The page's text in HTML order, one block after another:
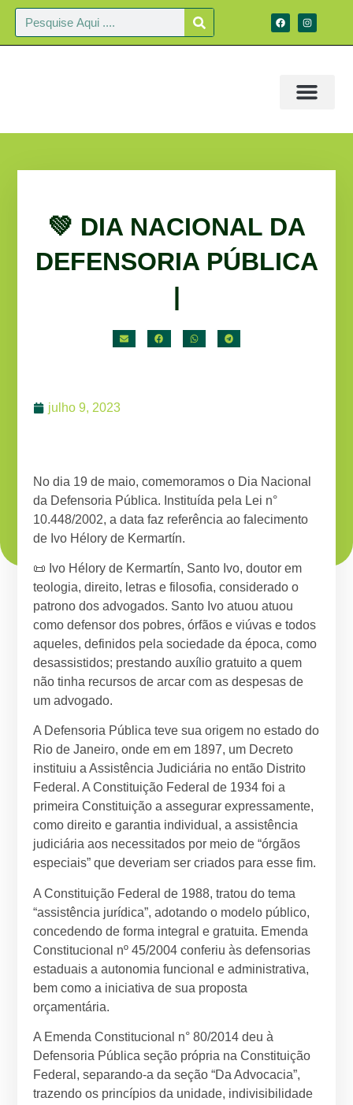
💚 DIA NACIONAL DA
DEFENSORIA PÚBLICA
|
julho 9, 2023
No dia 19 de maio, comemoramos o Dia Nacional
da Defensoria Pública. Instituída pela Lei n°
10.448/2002, a data faz referência ao falecimento
de Ivo Hélory de Kermartín.
📜 Ivo Hélory de Kermartín, Santo Ivo, doutor em
teologia, direito, letras e filosofia, considerado o
patrono dos advogados. Santo Ivo atuou atuou
como defensor dos pobres, órfãos e viúvas e todos
aqueles, definidos pela sociedade da época, como
desassistidos; prestando auxílio gratuito a quem
não tinha recursos de arcar com as despesas de
um advogado.
A Defensoria Pública teve sua origem no estado do
Rio de Janeiro, onde em em 1897, um Decreto
instituiu a Assistência Judiciária no então Distrito
Federal. A Constituição Federal de 1934 foi a
primeira Constituição a assegurar expressamente,
como direito e garantia individual, a assistência
judiciária aos necessitados por meio de “órgãos
especiais” que deveriam ser criados para esse fim.
A Constituição Federal de 1988, tratou do tema
“assistência jurídica”, adotando o modelo público,
concedendo de forma integral e gratuita. Emenda
Constitucional nº 45/2004 conferiu às defensorias
estaduais a autonomia funcional e administrativa,
bem como a iniciativa de sua proposta
orçamentária.
A Emenda Constitucional n° 80/2014 deu à
Defensoria Pública seção própria na Constituição
Federal, separando-a da seção “Da Advocacia”,
trazendo os princípios da unidade, indivisibilidade